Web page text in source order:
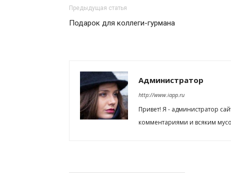
Предыдущая статья
Подарок для коллеги-гурмана
Администратор
http://www.iapp.ru
Привет! Я - администратор
комментариями и всяким